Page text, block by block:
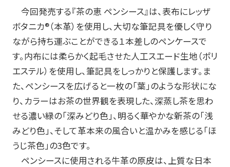
使用説明書
使い方動画
かく、がスキ English
今回発売する『茶の恵 ペンシース』は、表布にレッザ
ボタニカ®（本革）を使用し、大切な筆記具を優しく守り
ながら持ち運ぶことができる１本差しのペンケースで
す。内布には柔らかく起毛させた人工スエード生地（ポリ
エステル）を使用し、筆記具をしっかりと保護します。ま
た、ペンシースを広げると一枚の「葉」のような形状にな
り、カラーはお茶の世界観を表現した、深蒸し茶を思わ
せる濃い緑の「深みどり色」、明るく華やかな新茶の「浅
みどり色」、そして革本来の風合いと温かみを感じる「ほ
うじ茶色」の3色です。
ペンシースに使用される牛革の原皮は、上質な日本